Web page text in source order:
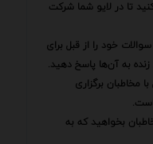
تا در لایو شما شرکت
خود را از قبل برای
به آن‌ها پاسخ دهید.
مخاطبان برگزاری
بخواهید که به